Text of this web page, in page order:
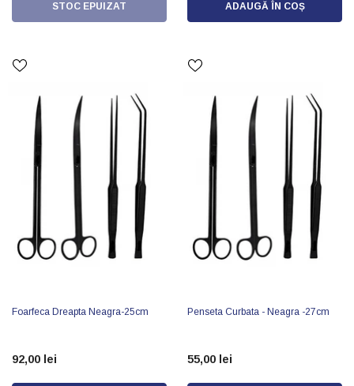
STOC EPUIZAT ADAUGĂ ÎN COȘ
Foarfeca Dreapta Neagra-25cm
92,00 lei
Penseta Curbata - Neagra -27cm
55,00 lei